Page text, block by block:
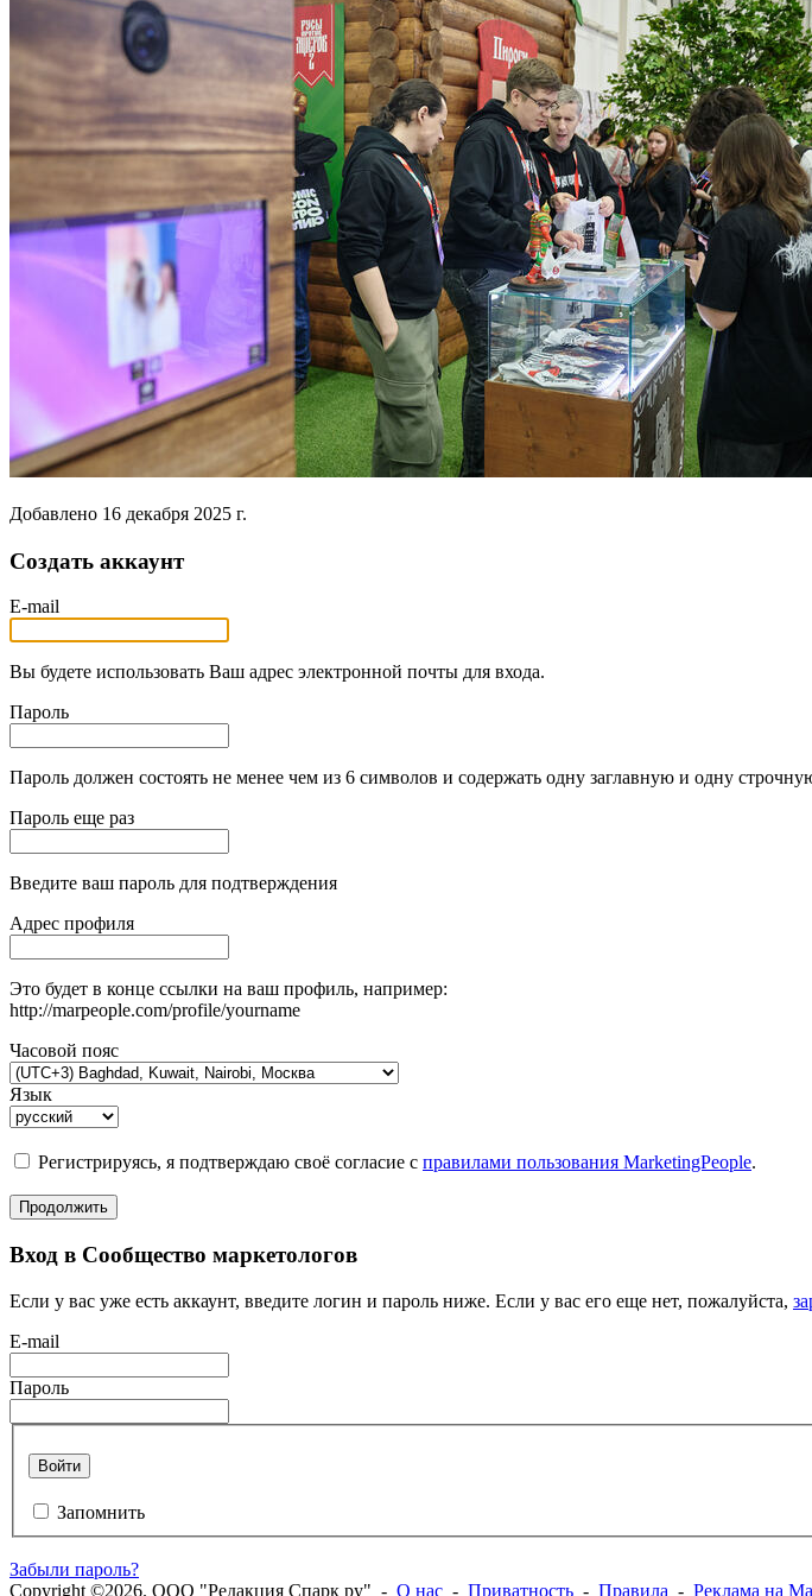
Добавлено 16 декабря 2025 г.
Создать аккаунт
E-mail
Вы будете использовать Ваш адрес электронной почты для входа.
Пароль
Пароль должен состоять не менее чем из 6 символов и содержать одну заглавную и одну
Пароль еще раз
Введите ваш пароль для подтверждения
Адрес профиля
Это будет в конце ссылки на ваш профиль, например:
http://marpeople.com/profile/yourname
Часовой пояс
Язык
Регистрируясь, я подтверждаю своё согласие с правилами пользования MarketingPeople.
Продолжить
Вход в Сообщество маркетологов
Если у вас уже есть аккаунт, введите логин и пароль ниже. Если у вас его еще нет, пожалуйста,
E-mail
Пароль
Войти
Запомнить
Забыли пароль?
Copyright ©2026. ООО "Редакция Спарк ру" - О нас - Приватность - Правила - Реклама на